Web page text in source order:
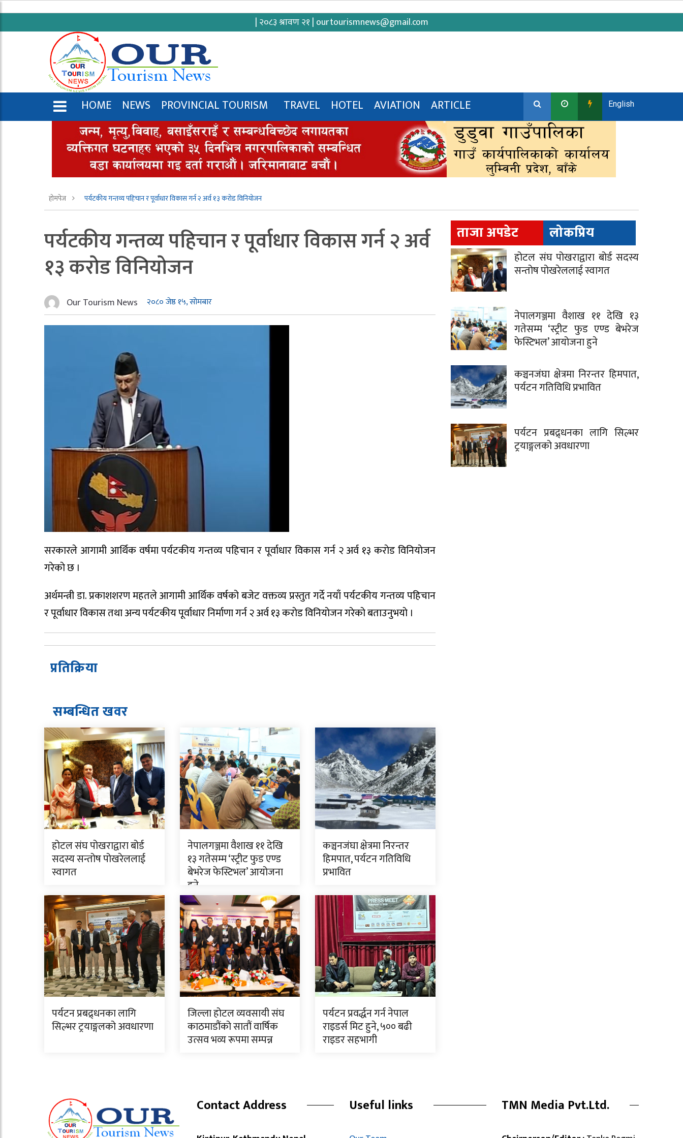
| २०८३ श्रावण २१ | ourtourismnews@gmail.com
HOME NEWS PROVINCIAL TOURISM TRAVEL HOTEL AVIATION
ARTICLE
ENGLISH
English
होमपेज पर्यटकीय गन्तव्य पहिचान र पूर्वाधार विकास गर्न २ अर्व १३ कराेड विनियाेजन
पर्यटकीय गन्तव्य पहिचान र पूर्वाधार विकास गर्न २ अर्व
१३ कराेड विनियाेजन
Our Tourism News २०८० जेष्ठ १५, सोमबार
सरकारले आगामी आर्थिक वर्षमा पर्यटकीय गन्तव्य पहिचान र पूर्वाधार विकास गर्न २ अर्व १३ कराेड विनियाेजन
गरेकाे छ ।
अर्थमन्त्री डा. प्रकाशशरण महतले आगामी आर्थिक वर्षको बजेट वक्तव्य प्रस्तुत गर्दे नयाँ पर्यटकीय गन्तव्य पहिचान
र पूर्वाधार विकास तथा अन्य पर्यटकीय पूर्वाधार निर्माणा गर्न २ अर्व १३ कराेड विनियाेजन गरेकाे बताउनुभयाे ।
प्रतिक्रिया
सम्बन्धित खवर
होटल संघ पोखराद्वारा बोर्ड
सदस्य सन्तोष पोखरेललाई
स्वागत
नेपालगञ्जमा वैशाख ११ देखि
१३ गतेसम्म ‘स्ट्रीट फुड एण्ड
बेभरेज फेस्टिभल’ आयोजना
हुने
कञ्चनजंघा क्षेत्रमा निरन्तर
हिमपात, पर्यटन गतिविधि
प्रभावित
पर्यटन प्रबद्र्धनका लागि
सिल्भर ट्रयाङ्गलको अवधारणा
जिल्ला होटल व्यवसायी संघ
काठमाडौंको सातौं वार्षिक
उत्सव भव्य रूपमा सम्पन्न
पर्यटन प्रवर्द्धन गर्न नेपाल
राइडर्स मिट हुने, ५०० बढी
राइडर सहभागी
ताजा अपडेट लोकप्रिय
होटल संघ पोखराद्वारा बोर्ड सदस्य
सन्तोष पोखरेललाई स्वागत
नेपालगञ्जमा वैशाख ११ देखि १३
गतेसम्म ‘स्ट्रीट फुड एण्ड बेभरेज
फेस्टिभल’ आयोजना हुने
कञ्चनजंघा क्षेत्रमा निरन्तर हिमपात,
पर्यटन गतिविधि प्रभावित
पर्यटन प्रबद्र्धनका लागि सिल्भर
ट्रयाङ्गलको अवधारणा
Contact Address Useful links TMN Media Pvt.Ltd.